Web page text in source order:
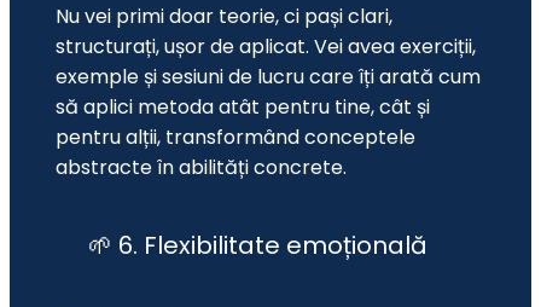
Nu vei primi doar teorie, ci pași clari,
structurați, ușor de aplicat. Vei avea exerciții,
exemple și sesiuni de lucru care îți arată cum
să aplici metoda atât pentru tine, cât și
pentru alții, transformând conceptele
abstracte în abilități concrete.
🌱 6. Flexibilitate emoțională